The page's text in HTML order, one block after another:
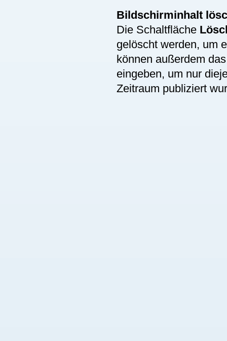
Bildschirminhalt
Die Schaltfläche
gelöscht werden, um
können außerdem
eingeben, um nur
Zeitraum publiziert